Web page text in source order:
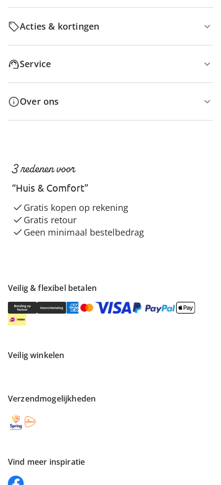
Acties & kortingen
Service
Over ons
Veilig & flexibel betalen
Veilig winkelen
Verzendmogelijkheden
Vind meer inspiratie
3 redenen voor
“Huis & Comfort”
Gratis kopen op rekening
Gratis retour
Geen minimaal bestelbedrag